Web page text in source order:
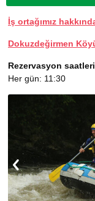
İş ortağımız
Dokuzdeğirmen
Rezervasyon
Her gün: 11:30